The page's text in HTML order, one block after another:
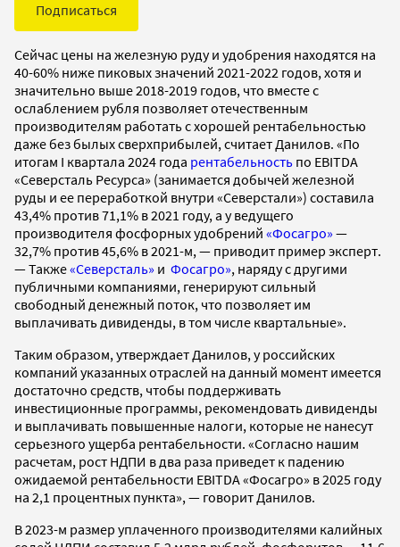
Подписаться
Сейчас цены на железную руду и удобрения находятся на
40-60% ниже пиковых значений 2021-2022 годов, хотя и
значительно выше 2018-2019 годов, что вместе с
ослаблением рубля позволяет отечественным
производителям работать с хорошей рентабельностью
даже без былых сверхприбылей, считает Данилов. «По
итогам I квартала 2024 года рентабельность по EBITDA
«Северсталь Ресурса» (занимается добычей железной
руды и ее переработкой внутри «Северстали») составила
43,4% против 71,1% в 2021 году, а у ведущего
производителя фосфорных удобрений «Фосагро» —
32,7% против 45,6% в 2021-м, — приводит пример эксперт.
— Также«Северсталь» и Фосагро», наряду с другими
публичными компаниями, генерируют сильный
свободный денежный поток, что позволяет им
выплачивать дивиденды, в том числе квартальные».
Таким образом, утверждает Данилов, у российских
компаний указанных отраслей на данный момент имеется
достаточно средств, чтобы поддерживать
инвестиционные программы, рекомендовать дивиденды
и выплачивать повышенные налоги, которые не нанесут
серьезного ущерба рентабельности. «Согласно нашим
расчетам, рост НДПИ в два раза приведет к падению
ожидаемой рентабельности EBITDA «Фосагро» в 2025 году
на 2,1 процентных пункта», — говорит Данилов.
В 2023-м размер уплаченного производителями калийных